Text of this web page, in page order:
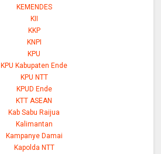
KEMENDES
KII
KKP
KNPI
KPU
KPU Kabupaten Ende
KPU NTT
KPUD Ende
KTT ASEAN
Kab Sabu Raijua
Kalimantan
Kampanye Damai
Kapolda NTT